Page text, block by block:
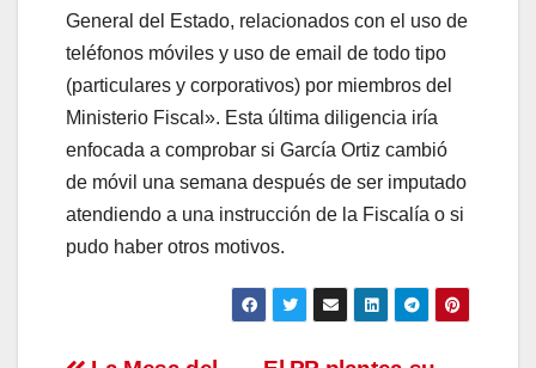
General del Estado, relacionados con el uso de
teléfonos móviles y uso de email de todo tipo
(particulares y corporativos) por miembros del
Ministerio Fiscal». Esta última diligencia iría
enfocada a comprobar si García Ortiz cambió
de móvil una semana después de ser imputado
atendiendo a una instrucción de la Fiscalía o si
pudo haber otros motivos.